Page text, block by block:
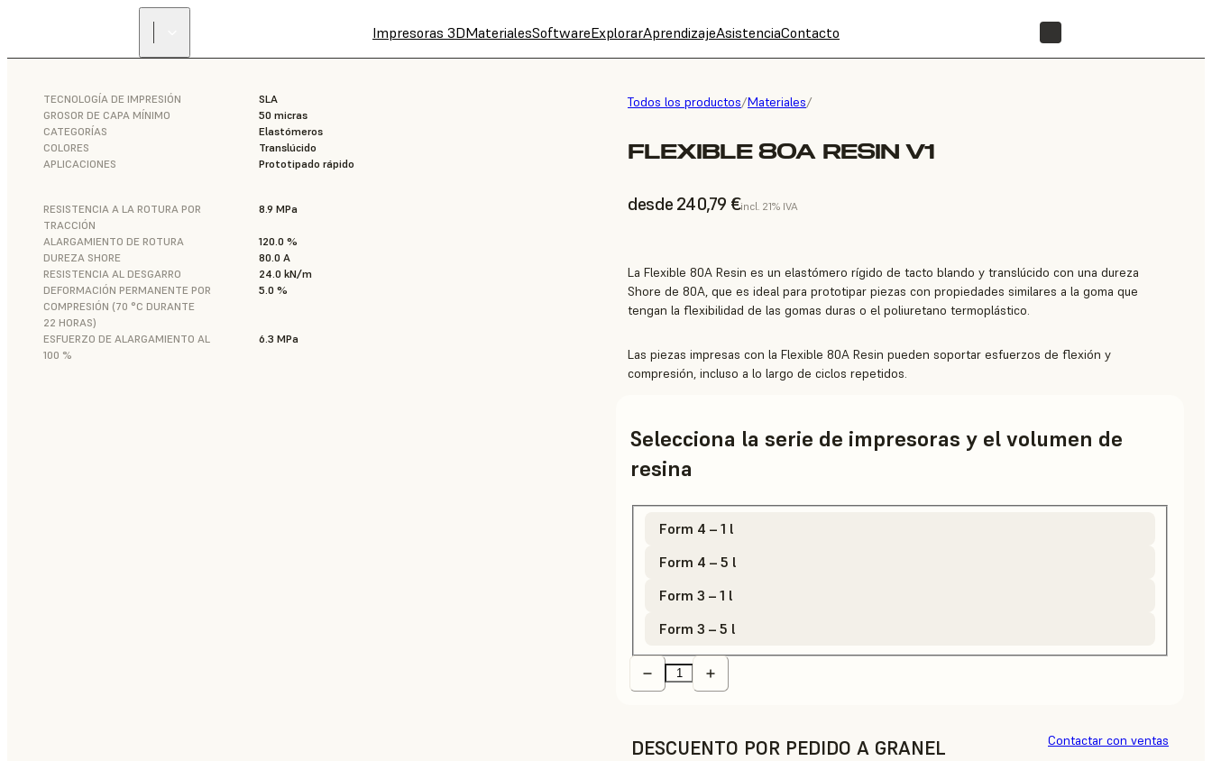
Impresoras 3DMaterialesSoftwareExplorarAprendizajeAsistenciaContacto
Todos los productos/Materiales/
FLEXIBLE 80A RESIN V1
desde 240,79 €incl. 21% IVA
TECNOLOGÍA DE IMPRESIÓN
SLA
GROSOR DE CAPA MÍNIMO
50 micras
CATEGORÍAS
Elastómeros
COLORES
Translúcido
APLICACIONES
Prototipado rápido
RESISTENCIA A LA ROTURA POR
TRACCIÓN
8.9 MPa
ALARGAMIENTO DE ROTURA
120.0 %
DUREZA SHORE
80.0 A
RESISTENCIA AL DESGARRO
24.0 kN/m
DEFORMACIÓN PERMANENTE POR
COMPRESIÓN (70 °C DURANTE
22 HORAS)
5.0 %
ESFUERZO DE ALARGAMIENTO AL
100 %
6.3 MPa
La Flexible 80A Resin es un elastómero rígido de tacto blando y translúcido con una dureza
Shore de 80A, que es ideal para prototipar piezas con propiedades similares a la goma que
tengan la flexibilidad de las gomas duras o el poliuretano termoplástico.
Las piezas impresas con la Flexible 80A Resin pueden soportar esfuerzos de flexión y
compresión, incluso a lo largo de ciclos repetidos.
Selecciona la serie de impresoras y el volumen de
resina
Form 4 – 1 l
Form 4 – 5 l
Form 3 – 1 l
Form 3 – 5 l
DESCUENTO POR PEDIDO A GRANEL Contactar con ventas